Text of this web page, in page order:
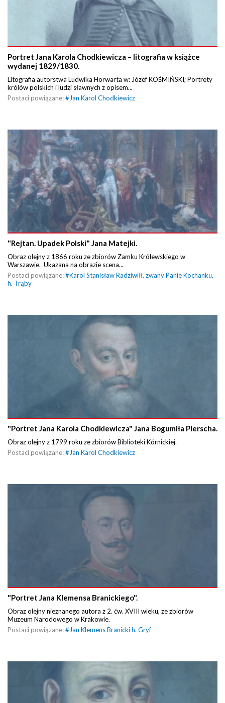
Portret Jana Karola Chodkiewicza – litografia w książce
wydanej 1829/1830.
Litografia autorstwa Ludwika Horwarta w: Józef KOŚMIŃSKI; Portrety
królów polskich i ludzi sławnych z opisem...
Postaci powiązane:# Jan Karol Chodkiewicz
"Rejtan. Upadek Polski" Jana Matejki.
Obraz olejny z 1866 roku ze zbiorów Zamku Królewskiego w
Warszawie. Ukazana na obrazie scena...
Postaci powiązane:#Karol Stanisław Radziwiłł, zwany Panie Kochanku,
h. Trąby
"Portret Jana Karola Chodkiewicza" Jana Bogumiła Plerscha.
Obraz olejny z 1799 roku ze zbiorów Biblioteki Kórnickiej.
Postaci powiązane:# Jan Karol Chodkiewicz
"Portret Jana Klemensa Branickiego".
Obraz olejny nieznanego autora z 2. ćw. XVIII wieku, ze zbiorów
Muzeum Narodowego w Krakowie.
Postaci powiązane:# Jan Klemens Branicki h. Gryf